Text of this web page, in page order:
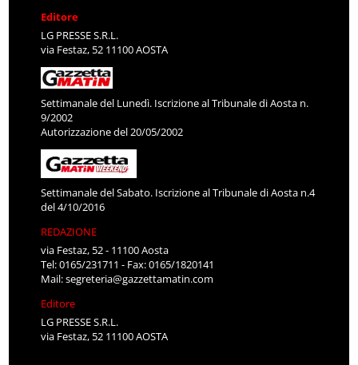
Editore
LG PRESSE S.R.L.
via Festaz, 52 11100 AOSTA
Settimanale del Lunedì. Iscrizione al Tribunale di Aosta n.
9/2002
Autorizzazione del 20/05/2002
Settimanale del Sabato. Iscrizione al Tribunale di Aosta n.4
del 4/10/2016
REDAZIONE
via Festaz, 52 - 11100 Aosta
Tel: 0165/231711 - Fax: 0165/1820141
Mail:segreteria@gazzettamatin.com
Editore
LG PRESSE S.R.L.
via Festaz, 52 11100 AOSTA